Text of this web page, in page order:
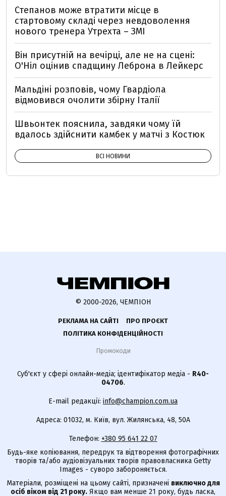
Степанов може втратити місце в
стартовому складі через невдоволення
нового тренера Утрехта – ЗМІ
Він присутній на вечірці, але не на сцені:
О'Ніл оцінив спадщину Леброна в Лейкерс
Мальдіні розповів, чому Гвардіола
відмовився очолити збірну Італії
Швьонтек пояснила, завдяки чому їй
вдалось здійснити камбек у матчі з Костюк
ВСІ НОВИНИ
© 2000-2026, ЧЕМПІОН
РЕКЛАМА НА САЙТІ
ПРО ПРОЄКТ
ПОЛІТИКА КОНФІДЕНЦІЙНОСТІ
Промокоди
Суб'єкт у сфері онлайн-медіа; ідентифікатор медіа - R40-
04706.
E-mail редакції: info@champion.com.ua
Адреса: 01032, м. Київ, вул. Жилянська, 48, 50А
Телефон: +380 95 641 22 07
Будь-яке копіювання, передрук та відтворення фотографічних
творів та/або аудіовізуальних творів правовласника Getty
Images - суворо забороняється.
Матеріали, розміщені на цьому сайті, призначені виключно для
осіб віком від 21 року. Якщо вам менше 21 року, будь ласка,